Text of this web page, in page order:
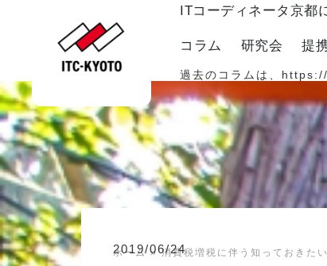
ITコーディネータ京都
コラム 研究会 提
過去のコラムは、
ホーム»消費税増税に伴う知っておきた
2019/06/24